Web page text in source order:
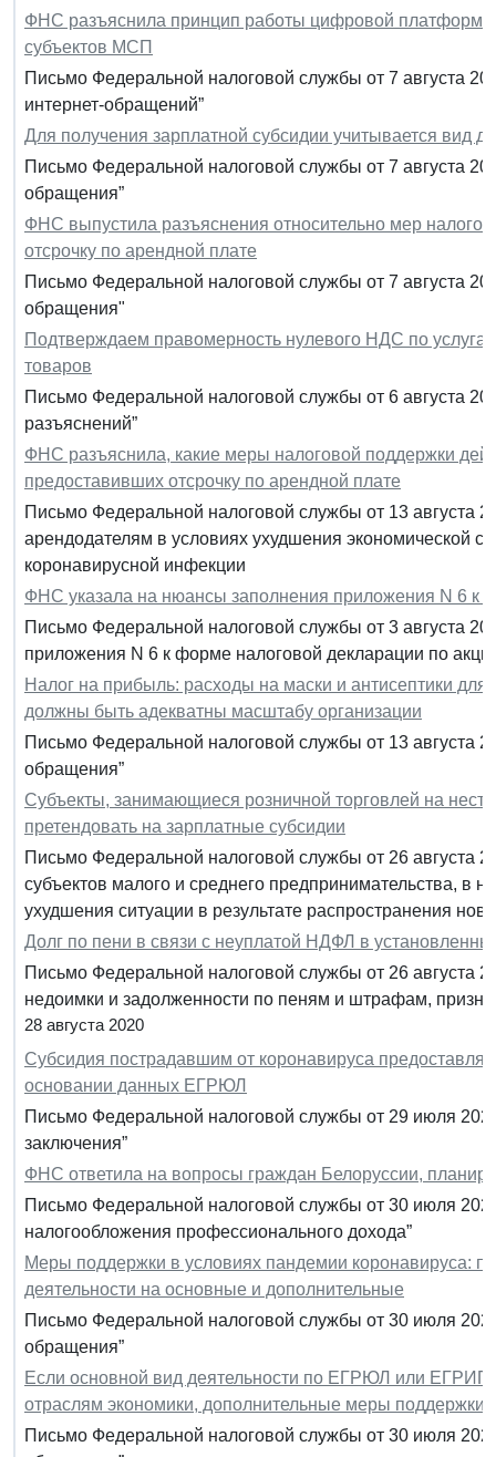
ФНС разъяснила принцип работы цифровой платформы,
субъектов МСП
Письмо Федеральной налоговой службы от 7 августа
интернет-обращений”
Для получения зарплатной субсидии учитывается вид
Письмо Федеральной налоговой службы от 7 августа
обращения”
ФНС выпустила разъяснения относительно мер
отсрочку по арендной плате
Письмо Федеральной налоговой службы от 7 августа
обращения"
Подтверждаем правомерность нулевого НДС по
товаров
Письмо Федеральной налоговой службы от 6 августа
разъяснений”
ФНС разъяснила, какие меры налоговой поддержки
предоставивших отсрочку по арендной плате
Письмо Федеральной налоговой службы от 13 августа
арендодателям в условиях ухудшения экономической
коронавирусной инфекции
ФНС указала на нюансы заполнения приложения N 6 к
Письмо Федеральной налоговой службы от 3 августа
приложения N 6 к форме налоговой декларации по
Налог на прибыль: расходы на маски и антисептики
должны быть адекватны масштабу организации
Письмо Федеральной налоговой службы от 13 августа
обращения”
Субъекты, занимающиеся розничной торговлей на
претендовать на зарплатные субсидии
Письмо Федеральной налоговой службы от 26 августа
субъектов малого и среднего предпринимательства, в
ухудшения ситуации в результате распространения
Долг по пени в связи с неуплатой НДФЛ в
Письмо Федеральной налоговой службы от 26 августа
недоимки и задолженности по пеням и штрафам,
28 августа 2020
Субсидия пострадавшим от коронавируса
основании данных ЕГРЮЛ
Письмо Федеральной налоговой службы от 29 июля
заключения”
ФНС ответила на вопросы граждан Белоруссии,
Письмо Федеральной налоговой службы от 30 июля
налогообложения профессионального дохода”
Меры поддержки в условиях пандемии коронавируса:
деятельности на основные и дополнительные
Письмо Федеральной налоговой службы от 30 июля
обращения”
Если основной вид деятельности по ЕГРЮЛ или ЕГРИП
отраслям экономики, дополнительные меры поддержки
Письмо Федеральной налоговой службы от 30 июля